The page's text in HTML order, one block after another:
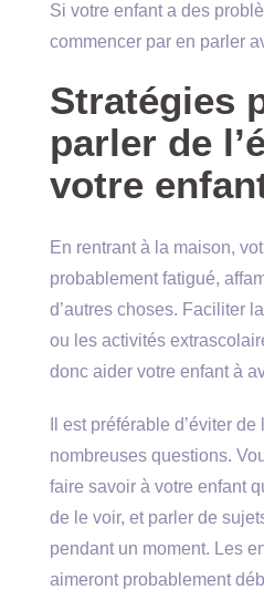
Si votre enfant a des
commencer par en parler
Stratégies
parler de
votre
En rentrant à la maison,
probablement fatigué,
d’autres choses. Faciliter
ou les activités
donc aider votre enfant à
Il est préférable d’éviter
nombreuses questions.
faire savoir à votre enfant
de le voir, et parler de
pendant un moment. Les
aimeront probablement